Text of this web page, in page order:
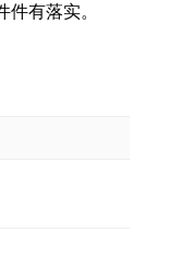
有落实。